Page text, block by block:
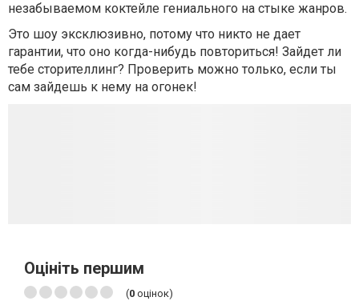
незабываемом коктейле гениального на стыке жанров.
Это шоу эксклюзивно, потому что никто не дает
гарантии, что оно когда-нибудь повториться! Зайдет ли
тебе сторителлинг? Проверить можно только, если ты
сам зайдешь к нему на огонек!
Оцініть першим
(0 оцінок)